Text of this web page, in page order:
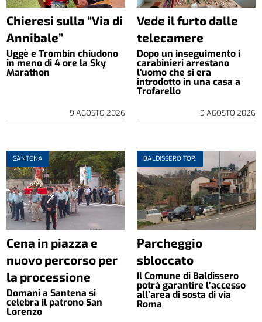
Chieresi sulla “Via di
Annibale”
Uggè e Trombin chiudono
in meno di 4 ore la Sky
Marathon
9 AGOSTO 2026
Vede il furto dalle
telecamere
Dopo un inseguimento i
carabinieri arrestano
l'uomo che si era
introdotto in una casa a
Trofarello
9 AGOSTO 2026
SANTENA
Cena in piazza e
nuovo percorso per
la processione
Domani a Santena si
celebra il patrono San
Lorenzo
BALDISSERO TOR.
Parcheggio
sbloccato
Il Comune di Baldissero
potrà garantire l’accesso
all’area di sosta di via
Roma